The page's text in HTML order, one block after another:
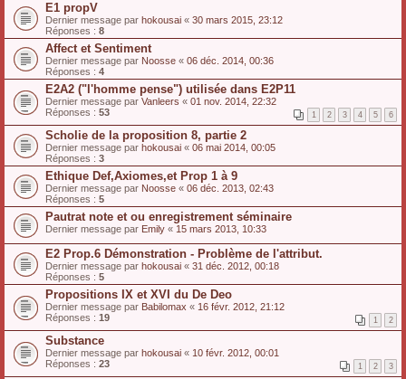
E1 propV
Dernier message par hokousai « 30 mars 2015, 23:12
Réponses : 8
Affect et Sentiment
Dernier message par Noosse « 06 déc. 2014, 00:36
Réponses : 4
E2A2 ("l'homme pense") utilisée dans E2P11
Dernier message par Vanleers « 01 nov. 2014, 22:32
Réponses : 53 1 2 3 4 5 6
Scholie de la proposition 8, partie 2
Dernier message par hokousai « 06 mai 2014, 00:05
Réponses : 3
Ethique Def,Axiomes,et Prop 1 à 9
Dernier message par Noosse « 06 déc. 2013, 02:43
Réponses : 5
Pautrat note et ou enregistrement séminaire
Dernier message par Emily « 15 mars 2013, 10:33
E2 Prop.6 Démonstration - Problème de l'attribut.
Dernier message par hokousai « 31 déc. 2012, 00:18
Réponses : 5
Propositions IX et XVI du De Deo
Dernier message par Babilomax « 16 févr. 2012, 21:12
Réponses : 19 1 2
Substance
Dernier message par hokousai « 10 févr. 2012, 00:01
Réponses : 23 1 2 3